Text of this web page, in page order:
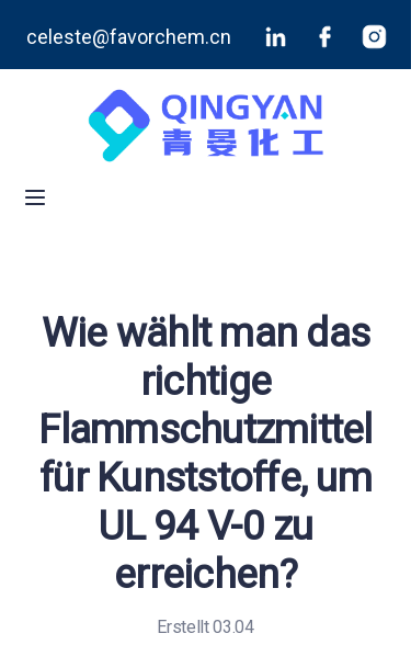
celeste@favorchem.cn
Wie wählt man das
richtige
Flammschutzmittel
für Kunststoffe, um
UL 94 V-0 zu
erreichen?
Erstellt 03.04
Blog
Kontaktieren Sie uns